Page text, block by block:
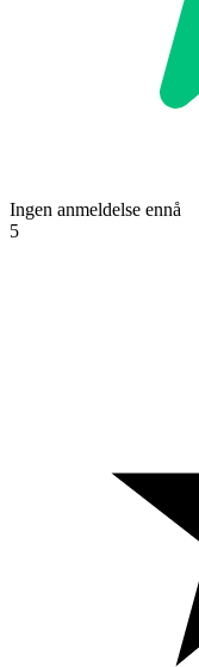
Ingen anmeldelse ennå
5